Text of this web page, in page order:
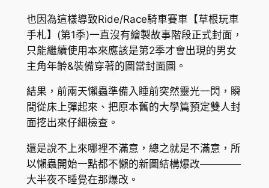
也因為這樣導致Ride/Race騎車賽車【草根玩車
手札】(第1季)一直沒有繪製故事階段正式封面，
只能繼續使用本來應該是第2季才會出現的男女
主角年齡&裝備穿著的圖當封面圖。
結果，前兩天懶蟲準備入睡前突然靈光一閃，瞬
間從床上彈起來、把原本舊的大學篇預定雙人封
面挖出來仔細檢查。
還是說不上來哪裡不滿意，總之就是不滿意，所
以懶蟲開始一點都不懶的新圖結構爆改————
大半夜不睡覺在那爆改。